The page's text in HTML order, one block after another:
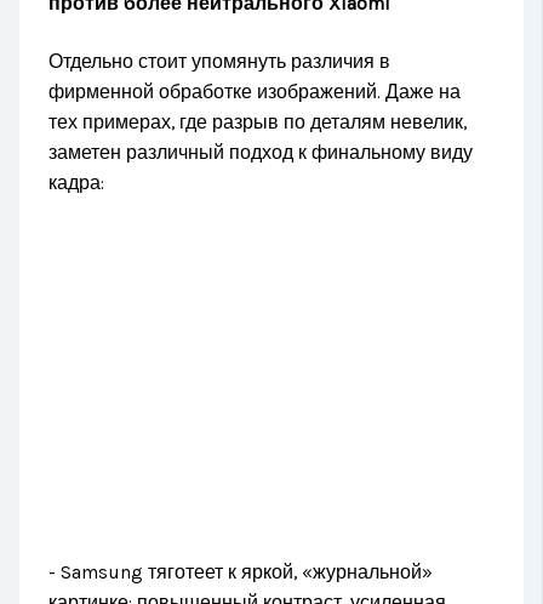
Отдельно стоит упомянуть различия в
фирменной обработке изображений. Даже на
тех примерах, где разрыв по деталям невелик,
заметен различный подход к финальному виду
кадра:
- Samsung тяготеет к яркой, «журнальной»